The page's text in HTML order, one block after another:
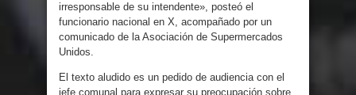
irresponsable de su intendente», posteó el
funcionario nacional en X, acompañado por un
comunicado de la Asociación de Supermercados
Unidos.
El texto aludido es un pedido de audiencia con el
jefe comunal para expresar su preocupación sobre